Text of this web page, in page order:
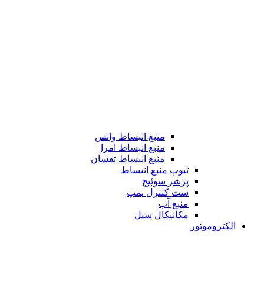
منبع انبساط واتس
منبع انبساط امرا
منبع انبساط تفسان
تیوپ منبع انبساط
پرشر سوئیچ
ست کنترل پمپ
منبع آب
مکانیکال سیل
الکتروموتور